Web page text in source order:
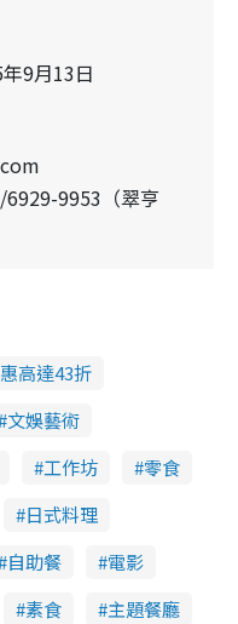
9月13日
9953（翠亨
高達43折
文娛藝術
工作坊
零食
日式料理
自助餐
電影
素食
主題餐廳